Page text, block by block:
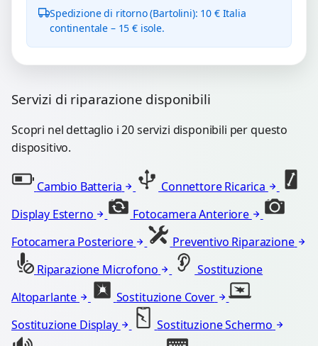
Spedizione di ritorno (Bartolini): 10 € Italia
continentale – 15 € isole.
Servizi di riparazione disponibili
Scopri nel dettaglio i 20 servizi disponibili per questo
dispositivo.
Cambio Batteria
Connettore Ricarica
Display Esterno
Fotocamera Anteriore
Fotocamera Posteriore
Preventivo Riparazione
Riparazione Microfono
Sostituzione
Altoparlante
Sostituzione Cover
Sostituzione Display
Sostituzione Schermo